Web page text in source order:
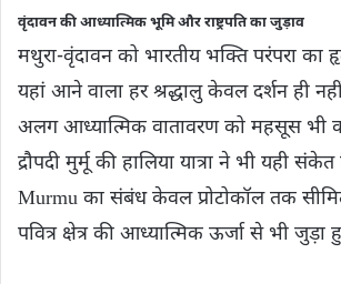
वृंदावन की आध्यात्मिक भूमि और राष्ट्रपति का जुड़ाव
मथुरा-वृंदावन को भारतीय भक्ति परंपरा का
यहां आने वाला हर श्रद्धालु केवल दर्शन ही
अलग आध्यात्मिक वातावरण को महसूस भी
द्रौपदी मुर्मू की हालिया यात्रा ने भी यही
Murmu का संबंध केवल प्रोटोकॉल तक
पवित्र क्षेत्र की आध्यात्मिक ऊर्जा से भी जुड़ा